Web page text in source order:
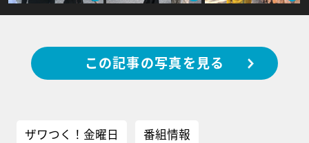
この記事の写真を見る
ザワつく！金曜日 番組情報